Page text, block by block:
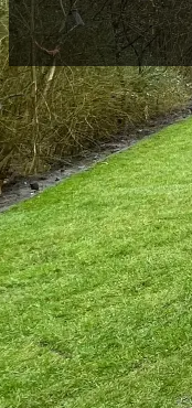
Geen ingewikkeld
met u mee, geven
klopt.
Wij verzorgen alles
– Sierbestrating en
– Overkappingen,
– Schuttingen,
– Terrassen,
– Gazonaanleg,
– Complete tuinaanleg